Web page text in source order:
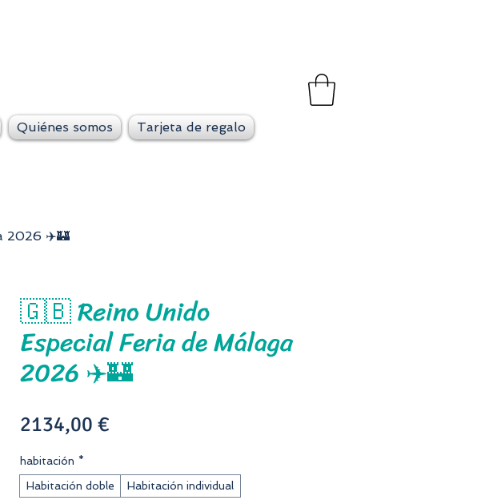
Quiénes somos Tarjeta de regalo
2026 ✈️🏰
🇬🇧 Reino Unido
Especial Feria de Málaga
2026 ✈️🏰
2134,00 €
habitación *
Habitación doble
Habitación individual